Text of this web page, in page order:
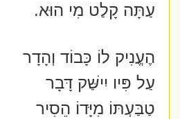
עַתָּה קָלַט מִי הוּא.
הֶעֱנִיק לוֹ כָּבוֹד וְהָדָר
עַל פִּיו יִישַּׁק דָּבָר
טַבַּעְתּוֹ מִיָּדוֹ הֵסִיר